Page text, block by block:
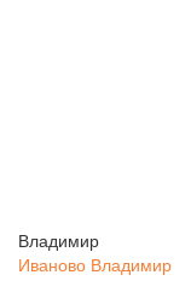
Владимир
Иваново Владимир